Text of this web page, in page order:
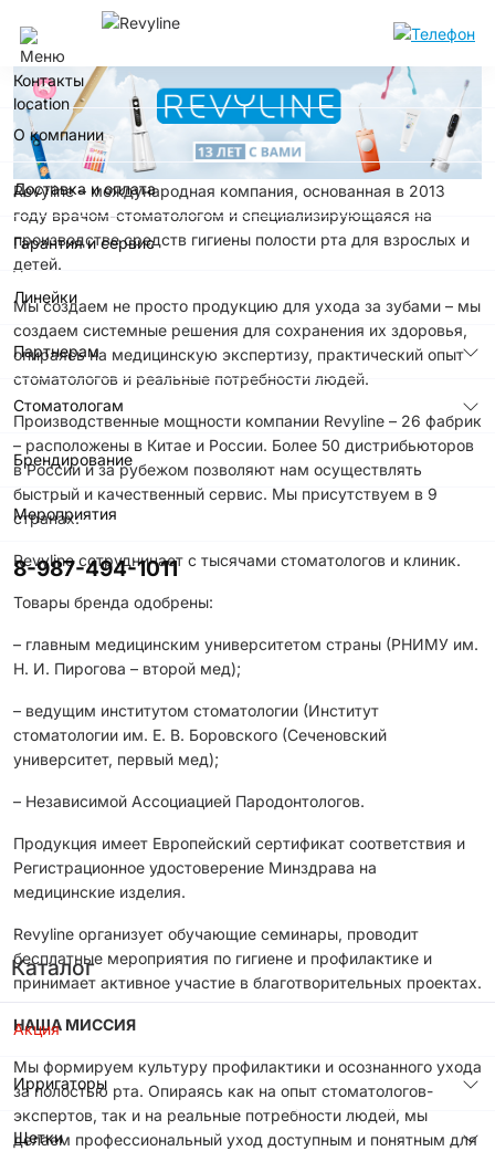
Контакты
О компании
Доставка и оплата
Гарантия и сервис
Линейки
Партнерам
Стоматологам
Брендирование
Мероприятия
8-987-494-1011
Каталог
Акция
Ирригаторы
Щетки
Revyline – международная компания, основанная в 2013
году врачом-стоматологом и специализирующаяся на
производстве средств гигиены полости рта для взрослых и
детей.
Мы создаем не просто продукцию для ухода за зубами – мы
создаем системные решения для сохранения их здоровья,
опираясь на медицинскую экспертизу, практический опыт
стоматологов и реальные потребности людей.
Производственные мощности компании Revyline – 26 фабрик
– расположены в Китае и России. Более 50 дистрибьюторов
в России и за рубежом позволяют нам осуществлять
быстрый и качественный сервис. Мы присутствуем в 9
странах.
Revyline сотрудничает с тысячами стоматологов и клиник.
Товары бренда одобрены:
– главным медицинским университетом страны (РНИМУ им.
Н. И. Пирогова – второй мед);
– ведущим институтом стоматологии (Институт
стоматологии им. Е. В. Боровского (Сеченовский
университет, первый мед);
– Независимой Ассоциацией Пародонтологов.
Продукция имеет Европейский сертификат соответствия и
Регистрационное удостоверение Минздрава на
медицинские изделия.
Revyline организует обучающие семинары, проводит
бесплатные мероприятия по гигиене и профилактике и
принимает активное участие в благотворительных проектах.
НАША МИССИЯ
Мы формируем культуру профилактики и осознанного ухода
за полостью рта. Опираясь как на опыт стоматологов-
экспертов, так и на реальные потребности людей, мы
делаем профессиональный уход доступным и понятным для